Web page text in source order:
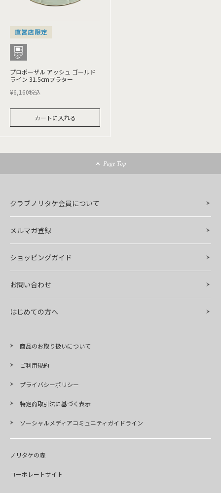
直営店限定
プロポーザル アッシュ ゴールド
ライン 31.5cmプラター
¥6,160税込
カートに入れる
Page Top
クラブノリタケ会員について
メルマガ登録
ショッピングガイド
お問い合わせ
はじめての方へ
商品のお取り扱いについて
ご利用規約
プライバシーポリシー
特定商取引法に基づく表示
ソーシャルメディアコミュニティガイドライン
ノリタケの森
コーポレートサイト